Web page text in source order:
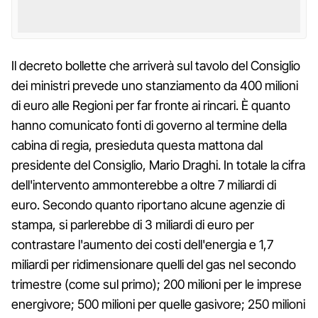
Il decreto bollette che arriverà sul tavolo del Consiglio
dei ministri prevede uno stanziamento da 400 milioni
di euro alle Regioni per far fronte ai rincari. È quanto
hanno comunicato fonti di governo al termine della
cabina di regia, presieduta questa mattona dal
presidente del Consiglio, Mario Draghi. In totale la cifra
dell'intervento ammonterebbe a oltre 7 miliardi di
euro. Secondo quanto riportano alcune agenzie di
stampa, si parlerebbe di 3 miliardi di euro per
contrastare l'aumento dei costi dell'energia e 1,7
miliardi per ridimensionare quelli del gas nel secondo
trimestre (come sul primo); 200 milioni per le imprese
energivore; 500 milioni per quelle gasivore; 250 milioni